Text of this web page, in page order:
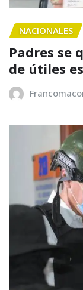
NACIONALES
Padres se
de útiles